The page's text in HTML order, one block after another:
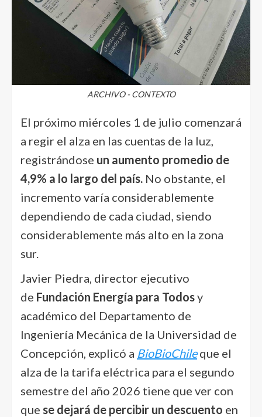
ARCHIVO - CONTEXTO
El próximo miércoles 1 de julio comenzará
a regir el alza en las cuentas de la luz,
registrándose un aumento promedio de
4,9% a lo largo del país. No obstante, el
incremento varía considerablemente
dependiendo de cada ciudad, siendo
considerablemente más alto en la zona
sur.
Javier Piedra, director ejecutivo
de Fundación Energía para Todosy
académico del Departamento de
Ingeniería Mecánica de la Universidad de
Concepción, explicó a BioBioChileque el
alza de la tarifa eléctrica para el segundo
semestre del año 2026 tiene que ver con
que se dejará de percibir un descuento en